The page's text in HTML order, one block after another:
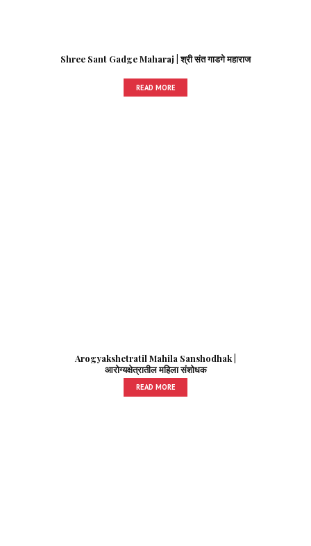
Shree Sant Gadge Maharaj | श्री संत गाडगे महाराज
READ MORE
Arogyakshetratil Mahila Sanshodhak |
आरोग्यक्षेत्रातील महिला संशोधक
READ MORE